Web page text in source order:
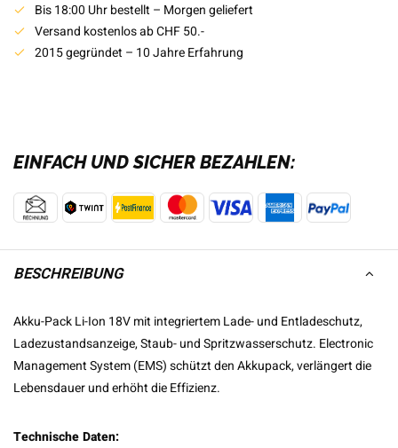
Bis 18:00 Uhr bestellt – Morgen geliefert
Versand kostenlos ab CHF 50.-
2015 gegründet – 10 Jahre Erfahrung
EINFACH UND SICHER BEZAHLEN:
BESCHREIBUNG
Akku-Pack Li-Ion 18V mit integriertem Lade- und Entladeschutz,
Ladezustandsanzeige, Staub- und Spritzwasserschutz. Electronic
Management System (EMS) schützt den Akkupack, verlängert die
Lebensdauer und erhöht die Effizienz.
Technische Daten: